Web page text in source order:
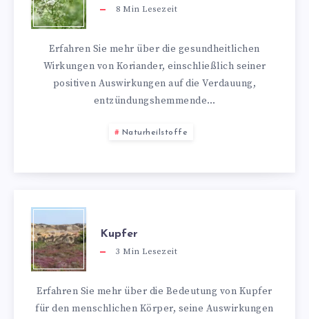
8 Min Lesezeit
Erfahren Sie mehr über die gesundheitlichen
Wirkungen von Koriander, einschließlich seiner
positiven Auswirkungen auf die Verdauung,
entzündungshemmende…
Naturheilstoffe
Kupfer
3 Min Lesezeit
Erfahren Sie mehr über die Bedeutung von Kupfer
für den menschlichen Körper, seine Auswirkungen